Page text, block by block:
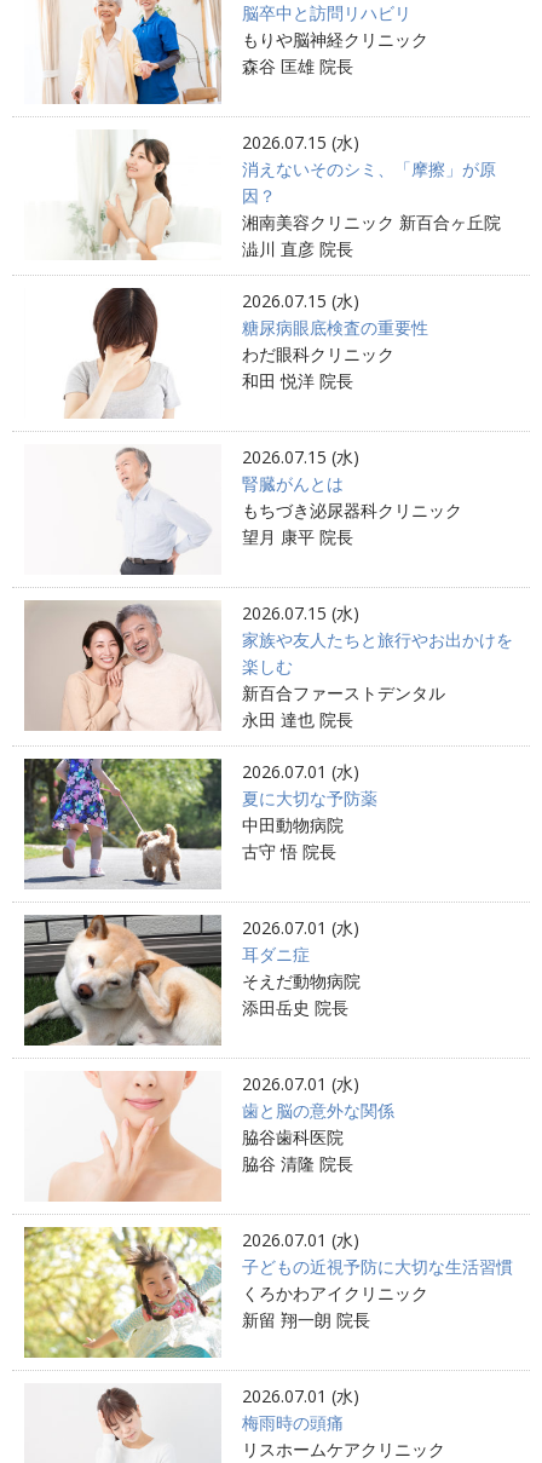
脳卒中と訪問リハビリ
もりや脳神経クリニック
森谷 匡雄 院長
2026.07.15 (水)
消えないそのシミ、「摩擦」が原
因？
湘南美容クリニック 新百合ヶ丘院
澁川 直彦 院長
2026.07.15 (水)
糖尿病眼底検査の重要性
わだ眼科クリニック
和田 悦洋 院長
2026.07.15 (水)
腎臓がんとは
もちづき泌尿器科クリニック
望月 康平 院長
2026.07.15 (水)
家族や友人たちと旅行やお出かけを
楽しむ
新百合ファーストデンタル
永田 達也 院長
2026.07.01 (水)
夏に大切な予防薬
中田動物病院
古守 悟 院長
2026.07.01 (水)
耳ダニ症
そえだ動物病院
添田岳史 院長
2026.07.01 (水)
歯と脳の意外な関係
脇谷歯科医院
脇谷 清隆 院長
2026.07.01 (水)
子どもの近視予防に大切な生活習慣
くろかわアイクリニック
新留 翔一朗 院長
2026.07.01 (水)
梅雨時の頭痛
リスホームケアクリニック